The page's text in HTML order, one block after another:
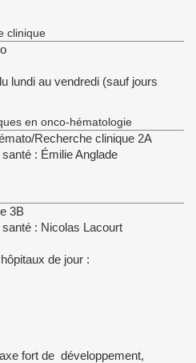
clinique
lundi au vendredi (sauf jours
en onco-hématologie
Recherche clinique 2A
: Émilie Anglade
3B
: Nicolas Lacourt
de jour :
fort de développement,